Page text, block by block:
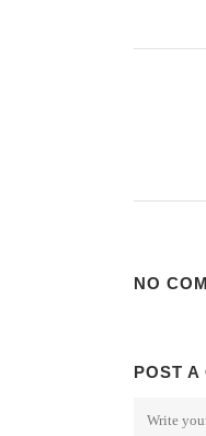
NO
POST A